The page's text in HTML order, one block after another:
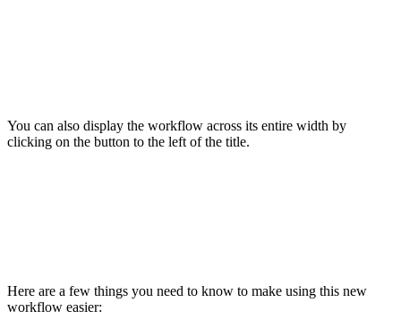
You can also display the workflow across its entire width by
clicking on the button to the left of the title.
Here are a few things you need to know to make using this new
workflow easier: